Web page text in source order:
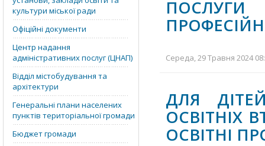
культури міської ради
Офіційні документи
Центр надання
адміністративних послуг (ЦНАП)
Відділ містобудування та
архітектури
Генеральні плани населених
пунктів територіальної громади
Бюджет громади
Середа, 29 Травня 2024
ДЛЯ
ОСВІТНІХ
ОСВІТНІ